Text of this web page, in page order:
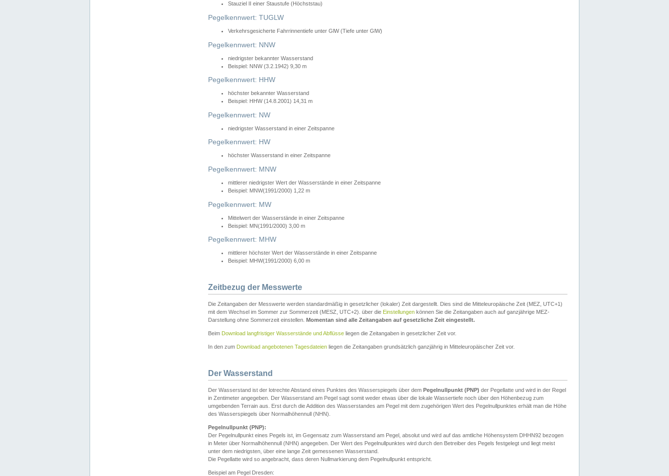
Stauziel II einer Staustufe (Höchststau)
Pegelkennwert: TUGLW
Verkehrsgesicherte Fahrrinnentiefe unter GlW (Tiefe unter GlW)
Pegelkennwert: NNW
niedrigster bekannter Wasserstand
Beispiel: NNW (3.2.1942) 9,30 m
Pegelkennwert: HHW
höchster bekannter Wasserstand
Beispiel: HHW (14.8.2001) 14,31 m
Pegelkennwert: NW
niedrigster Wasserstand in einer Zeitspanne
Pegelkennwert: HW
höchster Wasserstand in einer Zeitspanne
Pegelkennwert: MNW
mittlerer niedrigster Wert der Wasserstände in einer Zeitspanne
Beispiel: MNW(1991/2000) 1,22 m
Pegelkennwert: MW
Mittelwert der Wasserstände in einer Zeitspanne
Beispiel: MN(1991/2000) 3,00 m
Pegelkennwert: MHW
mittlerer höchster Wert der Wasserstände in einer Zeitspanne
Beispiel: MHW(1991/2000) 6,00 m
Zeitbezug der Messwerte
Die Zeitangaben der Messwerte werden standardmäßig in gesetzlicher (lokaler) Zeit dargestellt. Dies sind die Mitteleuropäische Zeit (MEZ, UTC+1)
mit dem Wechsel im Sommer zur Sommerzeit (MESZ, UTC+2). über die Einstellungen können Sie die Zeitangaben auch auf ganzjährige MEZ-
Darstellung ohne Sommerzeit einstellen. Momentan sind alle Zeitangaben auf gesetzliche Zeit eingestellt.
Beim Download langfristiger Wasserstände und Abflüsse liegen die Zeitangaben in gesetzlicher Zeit vor.
In den zum Download angebotenen Tagesdateien liegen die Zeitangaben grundsätzlich ganzjährig in Mitteleuropäischer Zeit vor.
Der Wasserstand
Der Wasserstand ist der lotrechte Abstand eines Punktes des Wasserspiegels über dem Pegelnullpunkt (PNP) der Pegellatte und wird in der Regel
in Zentimeter angegeben. Der Wasserstand am Pegel sagt somit weder etwas über die lokale Wassertiefe noch über den Höhenbezug zum
umgebenden Terrain aus. Erst durch die Addition des Wasserstandes am Pegel mit dem zugehörigen Wert des Pegelnullpunktes erhält man die Höhe
des Wasserspiegels über Normalhöhennull (NHN).
Pegelnullpunkt (PNP):
Der Pegelnullpunkt eines Pegels ist, im Gegensatz zum Wasserstand am Pegel, absolut und wird auf das amtliche Höhensystem DHHN92 bezogen
in Meter über Normalhöhennull (NHN) angegeben. Der Wert des Pegelnullpunktes wird durch den Betreiber des Pegels festgelegt und liegt meist
unter dem niedrigsten, über eine lange Zeit gemessenen Wasserstand.
Die Pegellatte wird so angebracht, dass deren Nullmarkierung dem Pegelnullpunkt entspricht.
Beispiel am Pegel Dresden: